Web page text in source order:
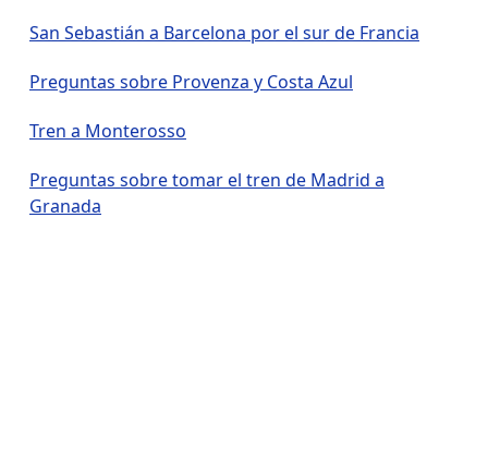
San Sebastián a Barcelona por el sur de Francia
Preguntas sobre Provenza y Costa Azul
Tren a Monterosso
Preguntas sobre tomar el tren de Madrid a
Granada